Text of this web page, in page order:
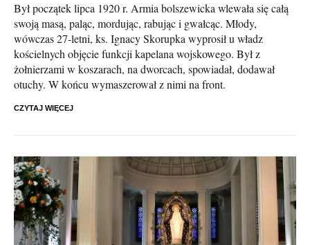
Był początek lipca 1920 r. Armia bolszewicka wlewała się całą
swoją masą, paląc, mordując, rabując i gwałcąc. Młody,
wówczas 27-letni, ks. Ignacy Skorupka wyprosił u władz
kościelnych objęcie funkcji kapelana wojskowego. Był z
żołnierzami w koszarach, na dworcach, spowiadał, dodawał
otuchy. W końcu wymaszerował z nimi na front.
CZYTAJ WIĘCEJ